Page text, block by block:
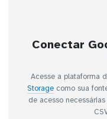
Conectar
Acesse a plataforma
Storage como sua
de acesso